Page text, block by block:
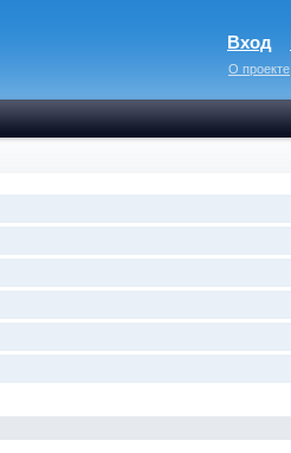
Вход
О проекте